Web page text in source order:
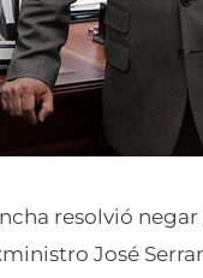
resolvió
José